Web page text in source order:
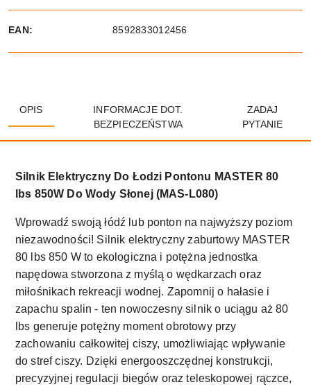
EAN: 8592833012456
OPIS
INFORMACJE DOT.
BEZPIECZEŃSTWA
ZADAJ
PYTANIE
Silnik Elektryczny Do Łodzi Pontonu MASTER 80
lbs 850W Do Wody Słonej (MAS-L080)
Wprowadź swoją łódź lub ponton na najwyższy poziom
niezawodności! Silnik elektryczny zaburtowy MASTER
80 lbs 850 W to ekologiczna i potężna jednostka
napędowa stworzona z myślą o wędkarzach oraz
miłośnikach rekreacji wodnej. Zapomnij o hałasie i
zapachu spalin - ten nowoczesny silnik o uciągu aż 80
lbs generuje potężny moment obrotowy przy
zachowaniu całkowitej ciszy, umożliwiając wpływanie
do stref ciszy. Dzięki energooszczędnej konstrukcji,
precyzyjnej regulacji biegów oraz teleskopowej rączce,